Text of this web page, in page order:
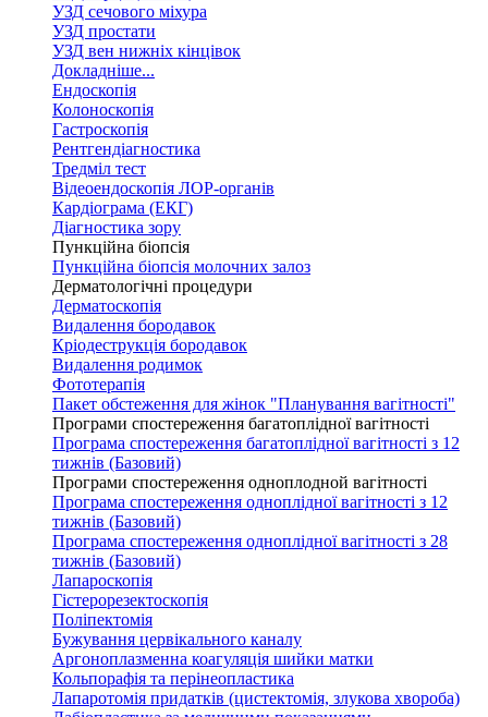
УЗД сечового міхура
УЗД простати
УЗД вен нижніх кінцівок
Докладніше...
Ендоскопія
Колоноскопія
Гастроскопія
Рентгендіагностика
Тредміл тест
Відеоендоскопія ЛОР-органів
Кардіограма (ЕКГ)
Діагностика зору
Пункційна біопсія
Пункційна біопсія молочних залоз
Дерматологічні процедури
Дерматоскопія
Видалення бородавок
Кріодеструкція бородавок
Видалення родимок
Фототерапія
Пакет обстеження для жінок "Планування вагітності"
Програми спостереження багатоплідної вагітності
Програма спостереження багатоплідної вагітності з 12
тижнів (Базовий)
Програми спостереження одноплодной вагітності
Програма спостереження одноплідної вагітності з 12
тижнів (Базовий)
Програма спостереження одноплідної вагітності з 28
тижнів (Базовий)
Лапароскопія
Гістерорезектоскопія
Поліпектомія
Бужування цервікального каналу
Аргоноплазменна коагуляція шийки матки
Кольпорафія та перінеопластика
Лапаротомія придатків (цистектомія, злукова хвороба)